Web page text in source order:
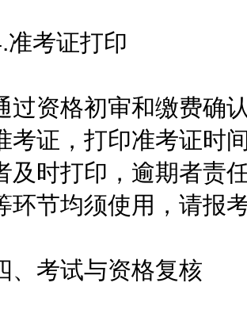
考证打印
格初审和缴费确认
考证，打印准考证时
及时打印，逾期者责
环节均须使用，请报
考试与资格复核